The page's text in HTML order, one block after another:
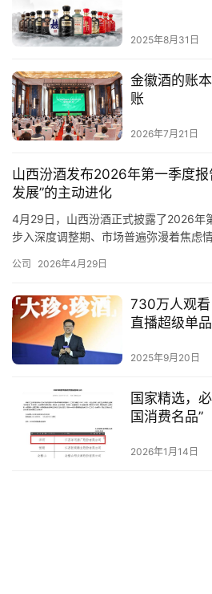
2025年8月31日
金徽酒的账
账
2026年7月21日
山西汾酒发布2026年第一季度报
发展”的主动进化
4月29日，山西汾酒正式披露了2026年
步入深度调整期、市场普遍弥漫着焦虑
53.83亿元。拨开数据的迷雾，深入探究
转向了追求质量的“马拉松长跑”。 在清
公司 2026年4月29日
730万人观看
直播超级单
2025年9月20日
国家精选，
国消费名品”
2026年1月14日